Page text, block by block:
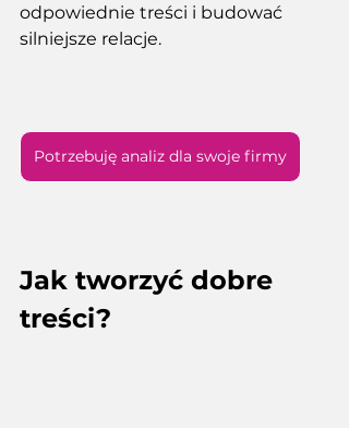
odpowiednie treści i budować
silniejsze relacje.
Potrzebuję analiz dla swoje firmy
Jak tworzyć dobre
treści?